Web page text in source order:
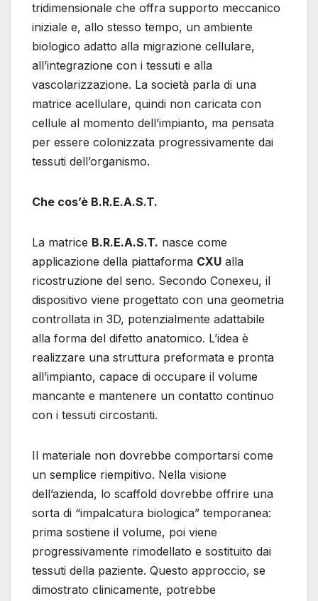
tridimensionale che offra supporto meccanico
iniziale e, allo stesso tempo, un ambiente
biologico adatto alla migrazione cellulare,
all’integrazione con i tessuti e alla
vascolarizzazione. La società parla di una
matrice acellulare, quindi non caricata con
cellule al momento dell’impianto, ma pensata
per essere colonizzata progressivamente dai
tessuti dell’organismo.
Che cos’è B.R.E.A.S.T.
La matrice B.R.E.A.S.T. nasce come
applicazione della piattaforma CXU alla
ricostruzione del seno. Secondo Conexeu, il
dispositivo viene progettato con una geometria
controllata in 3D, potenzialmente adattabile
alla forma del difetto anatomico. L’idea è
realizzare una struttura preformata e pronta
all’impianto, capace di occupare il volume
mancante e mantenere un contatto continuo
con i tessuti circostanti.
Il materiale non dovrebbe comportarsi come
un semplice riempitivo. Nella visione
dell’azienda, lo scaffold dovrebbe offrire una
sorta di “impalcatura biologica” temporanea:
prima sostiene il volume, poi viene
progressivamente rimodellato e sostituito dai
tessuti della paziente. Questo approccio, se
dimostrato clinicamente, potrebbe